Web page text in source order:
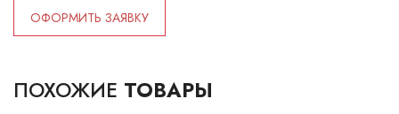
ОФОРМИТЬ ЗАЯВКУ
ПОХОЖИЕ ТОВАРЫ